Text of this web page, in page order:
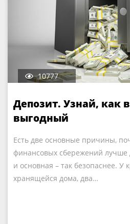
10777
Депозит. Узнай, как
выгодный
Есть две основные причины,
финансовых сбережений лучше
и основная – так безопаснее. У
хранящейся дома, два…